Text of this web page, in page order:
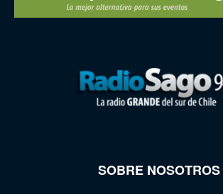
SOBRE NOSOTROS